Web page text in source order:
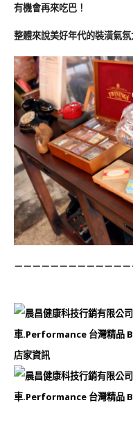
有機會再來吃巴！
整體來說美好年代的裝潢氣
－－－－－－－－－－－－
店家資訊